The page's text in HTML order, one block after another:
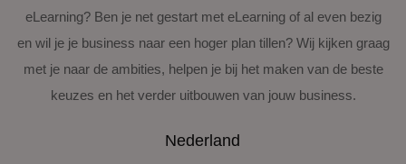
eLearning? Ben je net gestart met eLearning of al even bezig
en wil je je business naar een hoger plan tillen? Wij kijken graag
met je naar de ambities, helpen je bij het maken van de beste
keuzes en het verder uitbouwen van jouw business.
Nederland